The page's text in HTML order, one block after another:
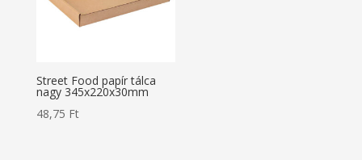
Street Food papír tálca
nagy 345x220x30mm
48,75 Ft